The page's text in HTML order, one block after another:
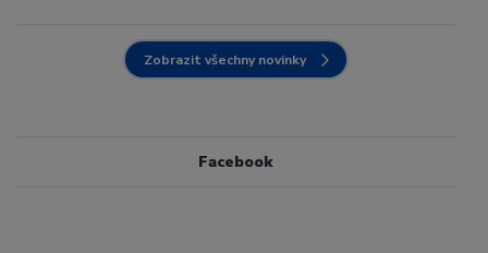
Zobrazit všechny novinky
Facebook